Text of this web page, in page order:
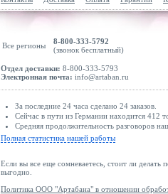
Все регионы
8-800-333-5792
(звонок бесплатный)
Отдел доставки: 8-800-333-5793
Электронная почта: info@artaban.ru
За последние 24 часа сделано 24 заказов.
Сейчас в пути из Германии находится 412
Средняя продолжительность разговоров
Полная статистика нашей работы
Если вы все еще сомневаетесь, стоит ли делать
выгодно.
Политика ООО "Артабана" в отношении